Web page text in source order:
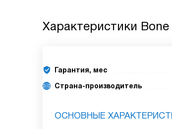
Характеристики
Гарантия, мес
Страна-производитель
ОСНОВНЫЕ